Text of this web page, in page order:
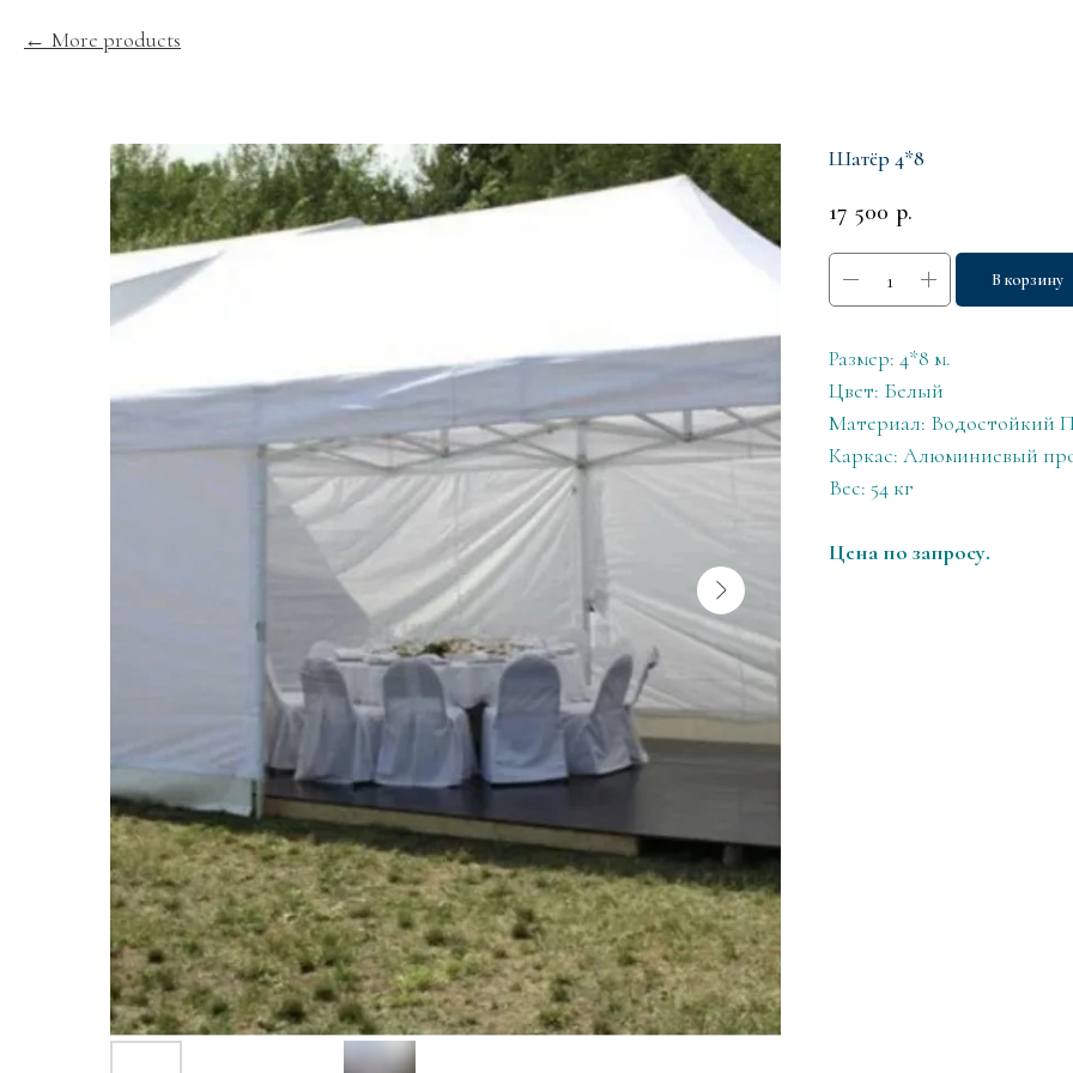
More products
Шатёр 4*8
17 500 р.
В корзину
Размер: 4*8 м.
Цвет: Белый
Материал: Водостойкий
Каркас: Алюминиевый
Вес: 54 кг
Цена по запросу.